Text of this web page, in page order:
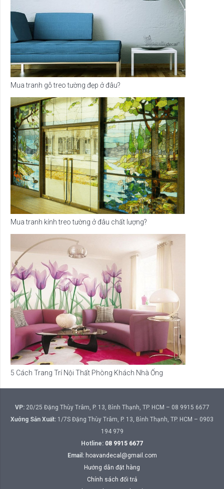
Mua tranh gỗ treo tường đẹp ở đâu?
Mua tranh kính treo tường ở đâu chất lượng?
5 Cách Trang Trí Nội Thất Phòng Khách Nhà Ống
VP:20/25 Đặng Thùy Trâm, P. 13, Bình Thạnh, TP. HCM – 08 9915 6677
Xưởng Sản Xuất: 1/7S Đặng Thùy Trâm, P. 13, Bình Thạnh, TP. HCM – 0903
194 979
Hotline: 08 9915 6677
Email: hoavandecal@gmail.com
Hướng dẫn đặt hàng
Chính sách đổi trả